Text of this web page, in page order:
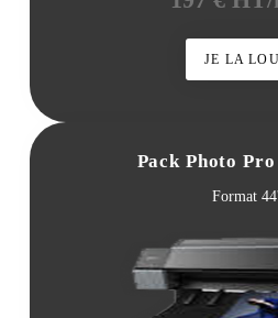
JE LA
Pack Photo Pro
Format 44'